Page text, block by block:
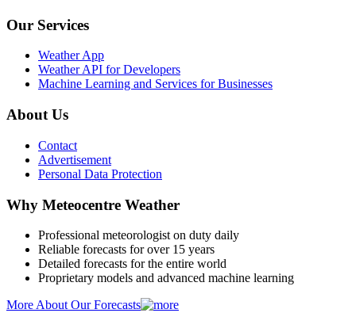
Our Services
Weather App
Weather API for Developers
Machine Learning and Services for Businesses
About Us
Contact
Advertisement
Personal Data Protection
Why Meteocentre Weather
Professional meteorologist on duty daily
Reliable forecasts for over 15 years
Detailed forecasts for the entire world
Proprietary models and advanced machine learning
More About Our Forecasts